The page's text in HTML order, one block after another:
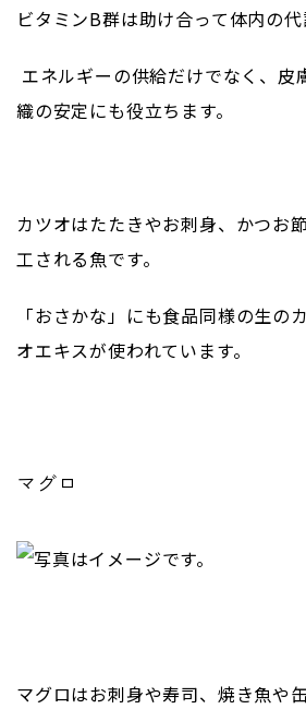
ビタミンB群は助け合って体内の代
エネルギーの供給だけでなく、皮
織の安定にも役立ちます。
カツオはたたきやお刺身、かつお
工される魚です。
「おさかな」にも食品同様の生の
オエキスが使われています。
マグロ
マグロはお刺身や寿司、焼き魚や